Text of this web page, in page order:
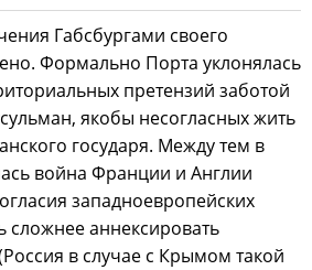
Габсбургами своего
Формально Порта уклонялась
претензий заботой
якобы несогласных жить
государя. Между тем в
война Франции и Англии
западноевропейских
сложнее аннексировать
в случае с Крымом такой